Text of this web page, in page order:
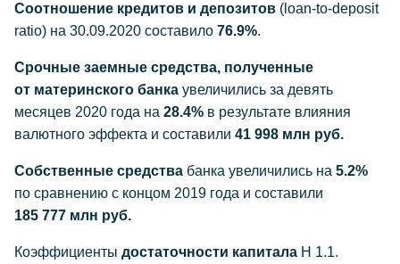
Соотношение кредитов и депозитов ( loan-to-deposit
ratio) на 30.09.2020 составило 76.9%.
Срочные заемные средства, полученные
от материнского банка увеличились за девять
месяцев 2020 года на 28.4% в результате влияния
валютного эффекта и составили 41 998 млн руб.
Собственные средства банка увеличились на 5.2%
по сравнению с концом 2019 года и составили
185 777 млн руб.
Коэффициенты достаточности капитала Н 1.1.